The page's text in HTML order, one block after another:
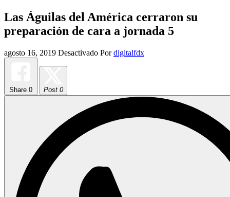
Las Águilas del América cerraron su
preparación de cara a jornada 5
agosto 16, 2019 Desactivado Por digitalfdx
Share 0 Post 0